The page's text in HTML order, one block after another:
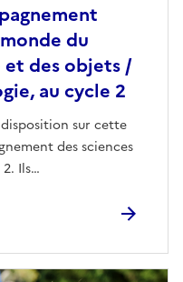
du
des objets /
au cycle 2
disposition sur cette
des sciences
Ils…